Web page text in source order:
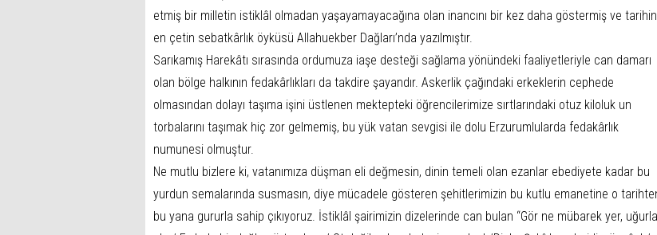
etmiş bir milletin istiklâl olmadan yaşayamayacağına olan inancını bir kez daha göstermiş ve tarihin
en çetin sebatkârlık öyküsü Allahuekber Dağları’nda yazılmıştır.
Sarıkamış Harekâtı sırasında ordumuza iaşe desteği sağlama yönündeki faaliyetleriyle can damarı
olan bölge halkının fedakârlıkları da takdire şayandır. Askerlik çağındaki erkeklerin cephede
olmasından dolayı taşıma işini üstlenen mektepteki öğrencilerimize sırtlarındaki otuz kiloluk un
torbalarını taşımak hiç zor gelmemiş, bu yük vatan sevgisi ile dolu Erzurumlularda fedakârlık
numunesi olmuştur.
Ne mutlu bizlere ki, vatanımıza düşman eli değmesin, dinin temeli olan ezanlar ebediyete kadar bu
yurdun semalarında susmasın, diye mücadele gösteren şehitlerimizin bu kutlu emanetine o
bu yana gururla sahip çıkıyoruz. İstiklâl şairimizin dizelerinde can bulan “Gör ne mübarek yer,